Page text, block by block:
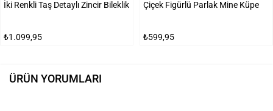
İki Renkli Taş Detaylı Zincir Bileklik
₺1.099,95
Çiçek Figürlü Parlak Mine Küpe
₺599,95
ÜRÜN YORUMLARI